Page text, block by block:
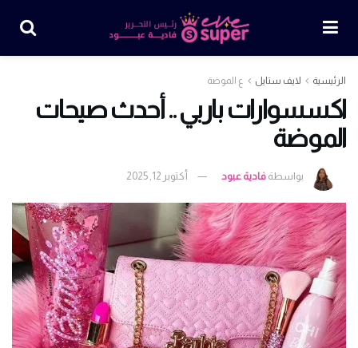
الرئيسية لايف ستايل ع الموضة
اكسسوارات باربي .. أحدث صيحات
الموضة
بواسطة فادية عبود أكتوبر 12, 2025